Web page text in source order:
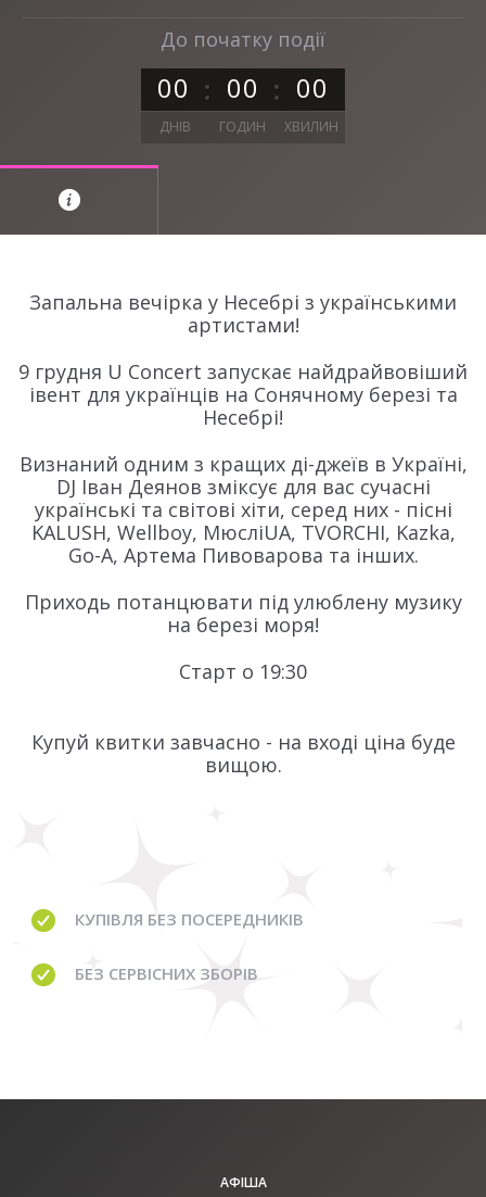
До початку події
00 00 00
ДНІВ ГОДИН ХВИЛИН
Запальна вечірка у Несебрі з українськими
артистами!
9 грудня U Concert запускає найдрайвовіший
івент для українців на Сонячному березі та
Несебрі!
Визнаний одним з кращих ді-джеїв в Україні,
DJ Іван Деянов зміксує для вас сучасні
українські та світові хіти, серед них - пісні
KALUSH, Wellboy, МюсліUA, TVORCHI, Kazka,
Go-A, Артема Пивоварова та інших.
Приходь потанцювати під улюблену музику
на березі моря!
Старт о 19:30
Купуй квитки завчасно - на вході ціна буде
вищою.
КУПІВЛЯ БЕЗ ПОСЕРЕДНИКІВ
БЕЗ СЕРВІСНИХ ЗБОРІВ
АФІША